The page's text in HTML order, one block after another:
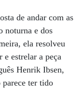
de andar com as
noturna e dos
ela resolveu
e estrelar a peça
Henrik Ibsen,
parece ter tido